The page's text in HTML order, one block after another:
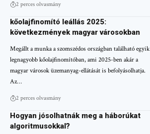
2 perces olvasmány
kőolajfinomító leállás 2025:
következmények magyar városokban
Megállt a munka a szomszédos országban található egyik
legnagyobb kőolajfinomítóban, ami 2025-ben akár a
magyar városok üzemanyag-ellátását is befolyásolhatja.
Az…
2 perces olvasmány
Hogyan jósolhatnák meg a háborúkat
algoritmusokkal?